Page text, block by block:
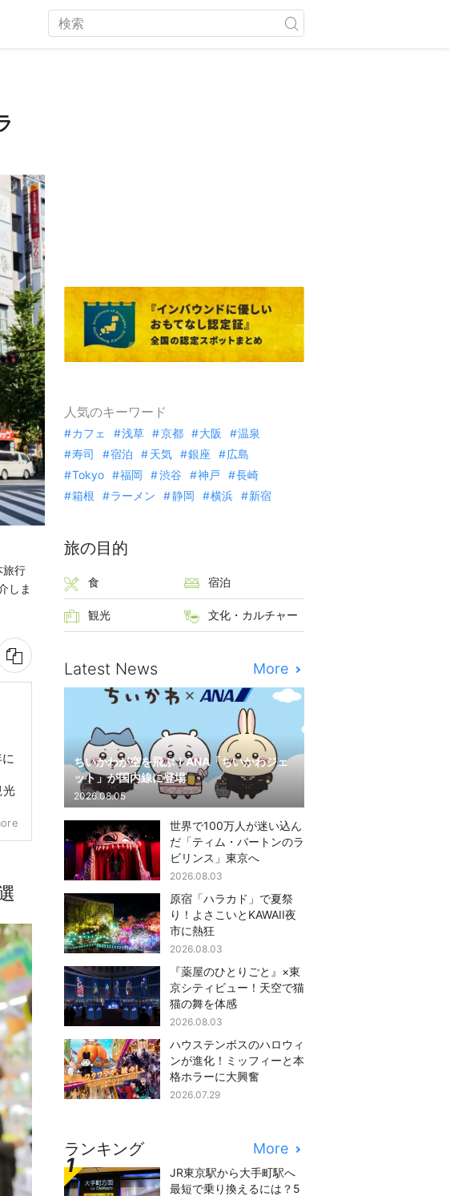
旅行
しま
光
人気のキーワード
カフェ 浅草 京都 大阪
温泉
寿司
宿泊 天気 銀座
広島
Tokyo
福岡 渋谷 神戸
長崎
箱根
ラーメン 静岡 横浜 新宿
旅の目的
食 宿泊
観光 文化・カルチャー
Latest News More
ちいかわが空を飛ぶ！ANA「ちいかわジェ
ット」が国内線に登場
2026.08.05
世界で100万人が迷い込ん
だ「ティム・バートンのラ
ビリンス」東京へ
2026.08.03
原宿「ハラカド」で夏祭
り！よさこいとKAWAII夜
市に熱狂
2026.08.03
『薬屋のひとりごと』×東
京シティビュー！天空で猫
猫の舞を体感
2026.08.03
ハウステンボスのハロウィ
ンが進化！ミッフィーと本
格ホラーに大興奮
2026.07.29
ランキング More
JR東京駅から大手町駅へ
最短で乗り換えるには？5